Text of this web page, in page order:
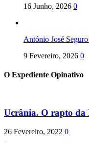
16 Junho, 2026 0
António José
9 Fevereiro, 2026 0
O Expediente Opinativo
Ucrânia. O rapto da
26 Fevereiro, 2022 0